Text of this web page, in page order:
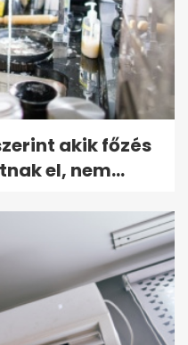
akik főzés
el, nem...